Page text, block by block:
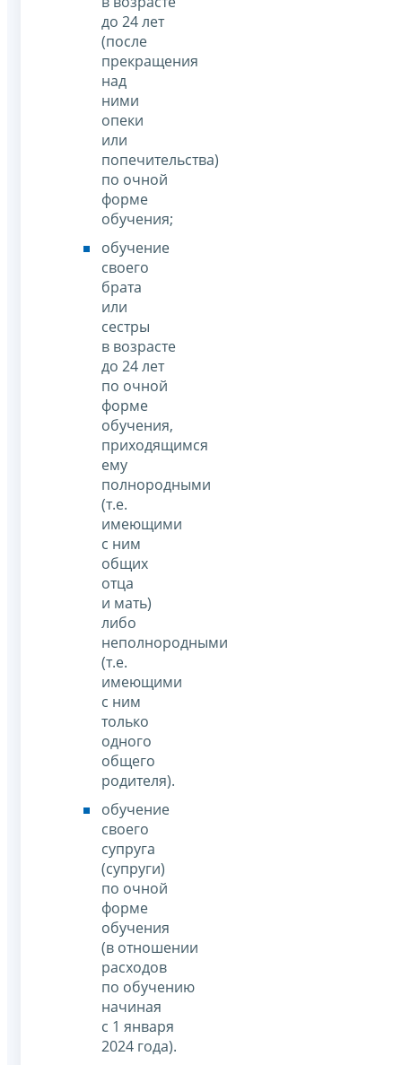
до 24 лет
(после
прекращения
над
ними
опеки
или
попечительства)
по очной
форме
обучения;
обучение
своего
брата
или
сестры
в возрасте
до 24 лет
по очной
форме
обучения,
приходящимся
ему
полнородными
(т.е.
имеющими
с ним
общих
отца
и мать)
либо
неполнородными
(т.е.
имеющими
с ним
только
одного
общего
родителя).
обучение
своего
супруга
(супруги)
по очной
форме
обучения
(в отношении
расходов
по обучению
начиная
с 1 января
2024 года).